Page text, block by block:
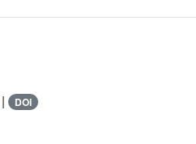
DOI